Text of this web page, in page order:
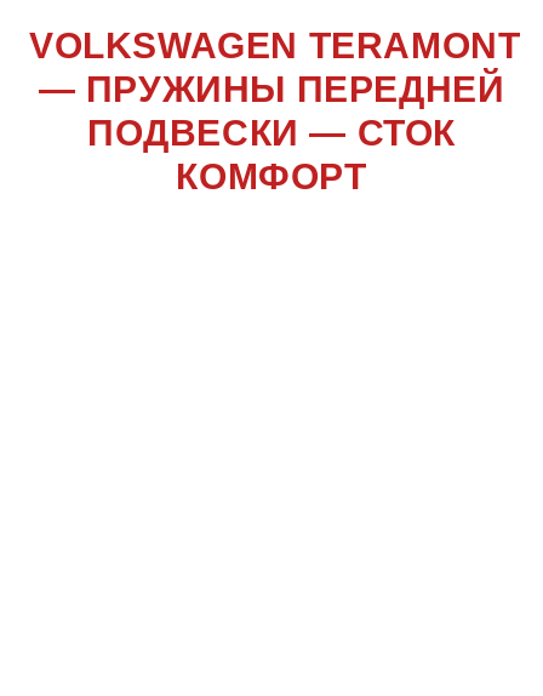
VOLKSWAGEN TERAMONT
— ПРУЖИНЫ ПЕРЕДНЕЙ
ПОДВЕСКИ — СТОК
КОМФОРТ